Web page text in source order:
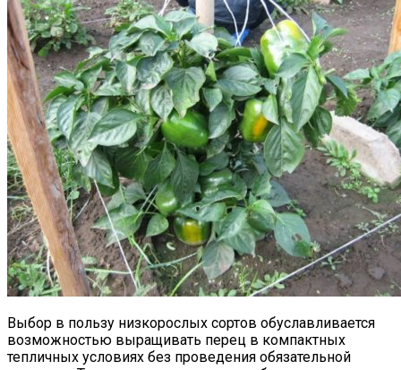
Выбор в пользу низкорослых сортов обуславливается
возможностью выращивать перец в компактных
тепличных условиях без проведения обязательной